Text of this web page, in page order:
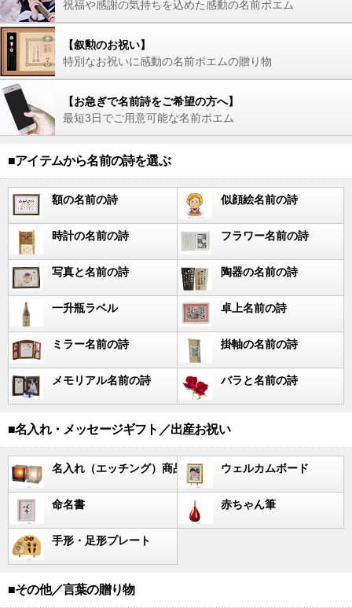
祝福や感謝の気持ちを込めた感動の名前ポエム
【叙勲のお祝い】
特別なお祝いに感動の名前ポエムの贈り物
【お急ぎで名前詩をご希望の方へ】
最短3日でご用意可能な名前ポエム
■アイテムから名前の詩を選ぶ
額の名前の詩 似顔絵名前の詩
時計の名前の詩 フラワー名前の詩
写真と名前の詩 陶器の名前の詩
一升瓶ラベル 卓上名前の詩
ミラー名前の詩 掛軸の名前の詩
メモリアル名前の詩 バラと名前の詩
■名入れ・メッセージギフト／出産お祝い
名入れ（エッチング）商品 ウェルカムボード
命名書 赤ちゃん筆
手形・足形プレート
■その他／言葉の贈り物